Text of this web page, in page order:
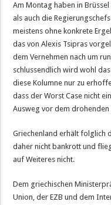
Am Montag haben in
als auch die
meistens ohne konkrete
das von Alexis Tsipras
dem Vernehmen nach um
schlussendlich wird wohl
diese Kolumne nur zu
dass der Worst Case nicht
Ausweg vor dem
Griechenland erhält folglich
daher nicht bankrott und
auf Weiteres nicht.
Dem griechischen
Union, der EZB und dem